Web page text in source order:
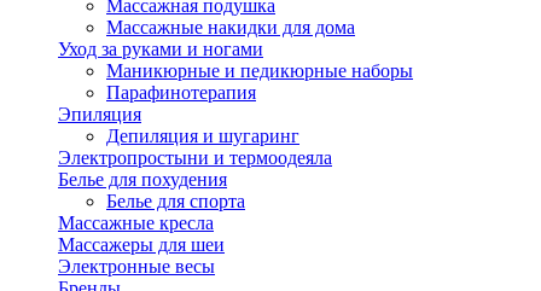
Массажная подушка
Массажные накидки для дома
Уход за руками и ногами
Маникюрные и педикюрные наборы
Парафинотерапия
Эпиляция
Депиляция и шугаринг
Электропростыни и термоодеяла
Белье для похудения
Белье для спорта
Массажные кресла
Массажеры для шеи
Электронные весы